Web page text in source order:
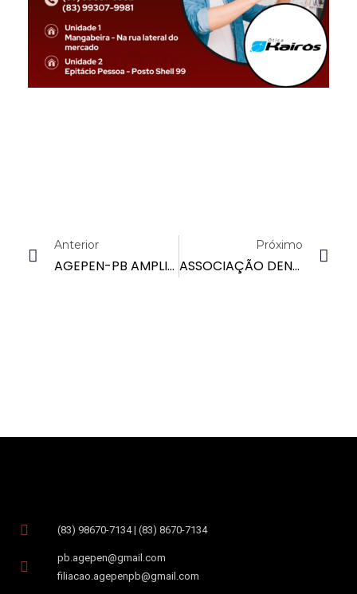
Anterior
AGEPEN-PB AMPLIANDO SEU QUADRO DE ADVOGADOS
Próximo
ASSOCIAÇÃO DENUNCIA ADMINISTRAÇÃO DO HOSPITAL CLEMENTINO FRAGA
(83) 98670-7134 | (83) 8670-7134
pb.agepen@gmail.com
filiacao.agepenpb@gmail.com